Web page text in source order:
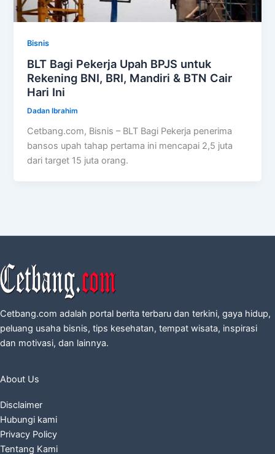
Bisnis
BLT Bagi Pekerja Upah BPJS untuk
Rekening BNI, BRI, Mandiri & BTN Cair
Hari Ini
Dadan Ibrahim
Cetbang.com, Bisnis – BLT Bagi Pekerja penerima
bansos upah tahap pertama ini mencapai 2,5 juta
dari target 15 juta orang.
Cetbang.com adalah portal berita terbaru dan terkini, gaya hidup,
peluang usaha bisnis, tips kesehatan, tempat wisata, inspirasi
dan motivasi, dan lainnya.
About Us
Disclaimer
Hubungi kami
Privacy Policy
Tentang Kami